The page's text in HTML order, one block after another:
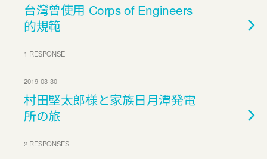
台灣曾使用 Corps of Engineers
的規範
1 RESPONSE
2019-03-30
村田堅太郎様と家族日月潭発電
所の旅
2 RESPONSES